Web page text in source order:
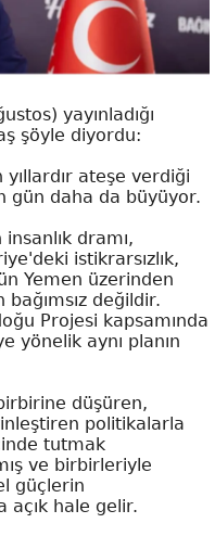
yayınladığı
şöyle diyordu:
ateşe verdiği
gün daha da büyüyor.
dramı,
istikrarsızlık,
Yemen üzerinden
değildir.
Projesi kapsamında
yönelik aynı planın
düşüren,
politikalarla
tutmak
ve birbirleriyle
güçlerin
açık hale gelir.